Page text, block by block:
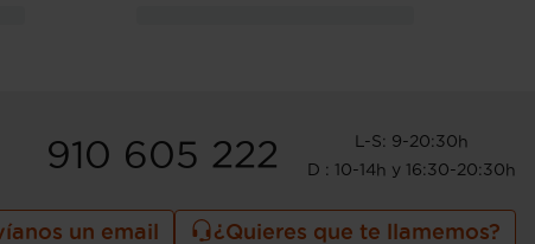
910 605 222
L-S: 9-20:30h
D : 10-14h y 16:30-20:30h
un email ¿Quieres que te llamemos?